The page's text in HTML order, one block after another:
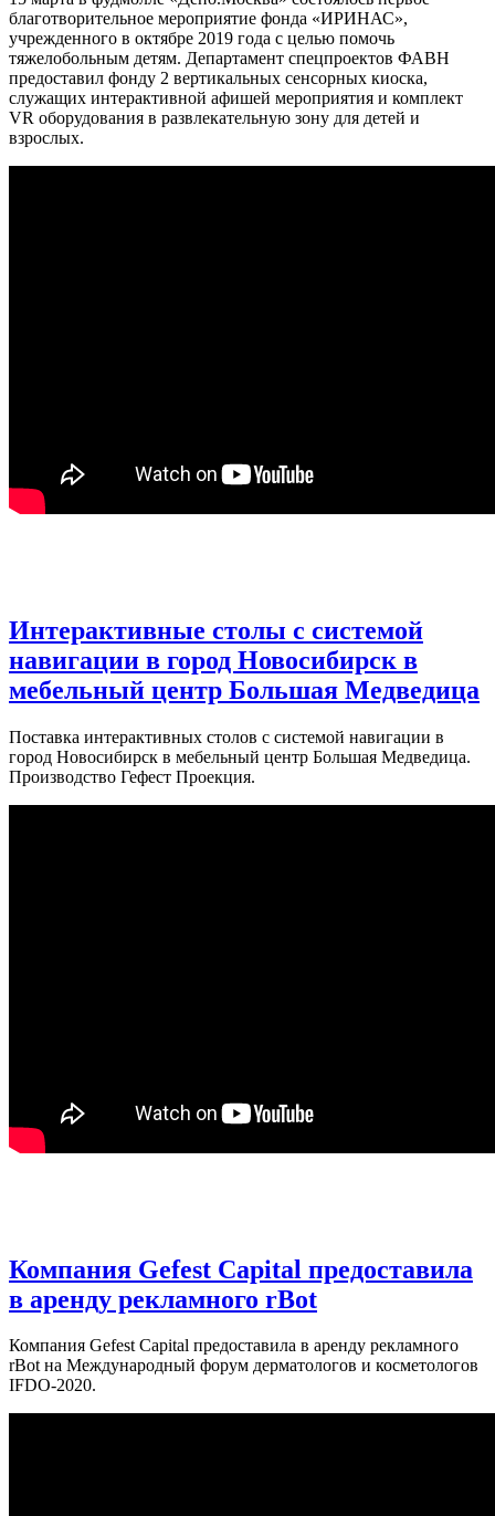
благотворительное мероприятие фонда «ИРИНАС»,
учрежденного в октябре 2019 года с целью помочь
тяжелобольным детям. Департамент спецпроектов ФАВН
предоставил фонду 2 вертикальных сенсорных киоска,
служащих интерактивной афишей мероприятия и комплект
VR оборудования в развлекательную зону для детей и
взрослых.
Интерактивные столы с системой
навигации в город Новосибирск в
мебельный центр Большая Медведица
Поставка интерактивных столов с системой навигации в
город Новосибирск в мебельный центр Большая Медведица.
Производство Гефест Проекция.
Компания Gefest Capital предоставила
в аренду рекламного rBot
Компания Gefest Capital предоставила в аренду рекламного
rBot на Международный форум дерматологов и косметологов
IFDO-2020.